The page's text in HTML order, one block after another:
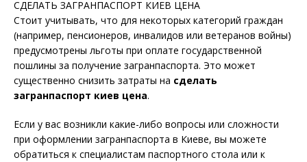
СДЕЛАТЬ ЗАГРАНПАСПОРТ КИЕВ ЦЕНА
Стоит учитывать, что для некоторых категорий граждан
(например, пенсионеров, инвалидов или ветеранов войны)
предусмотрены льготы при оплате государственной
пошлины за получение загранпаспорта. Это может
существенно снизить затраты на сделать
загранпаспорт киев цена.
Если у вас возникли какие-либо вопросы или сложности
при оформлении загранпаспорта в Киеве, вы можете
обратиться к специалистам паспортного стола или к